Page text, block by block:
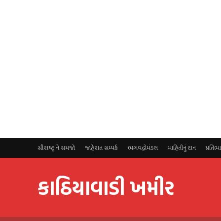
સૌરાષ્ટ્ર ને સમજો જાહેરાત સમ્પર્ક ભગવદ્ગોમંડલ માહિતીનું દાન
કાઠિયાવાડી ખમીર